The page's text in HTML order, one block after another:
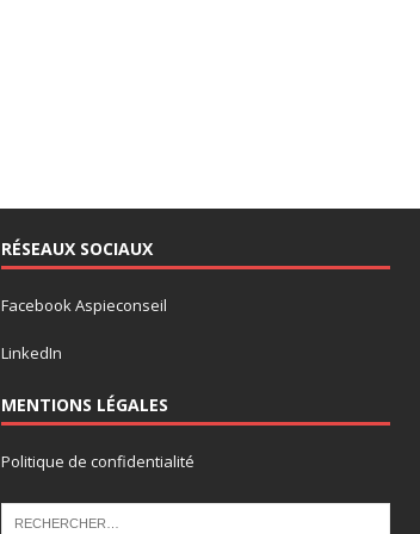
RÉSEAUX SOCIAUX
Facebook Aspieconseil
LinkedIn
MENTIONS LÉGALES
Politique de confidentialité